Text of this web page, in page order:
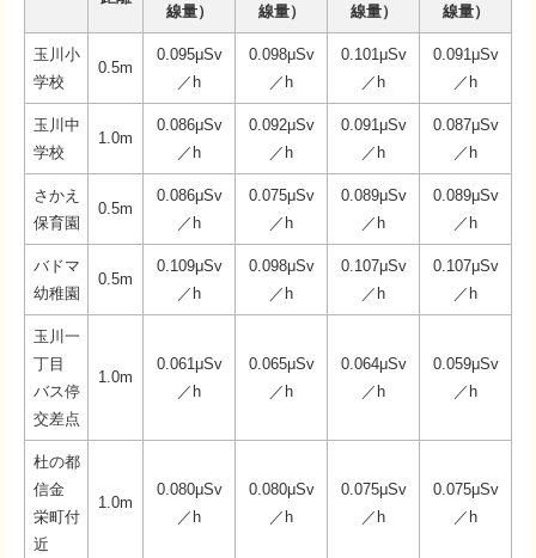
線量）
線量） 線量） 線量）
玉川小
学校
0.5m
0.095μSv
／h
0.098μSv
／h
0.101μSv
／h
0.091μSv
／h
玉川中
学校
1.0m
0.086μSv
／h
0.092μSv
／h
0.091μSv
／h
0.087μSv
／h
さかえ
保育園
0.5m
0.086μSv
／h
0.075μSv
／h
0.089μSv
／h
0.089μSv
／h
バドマ
幼稚園
0.5m
0.109μSv
／h
0.098μSv
／h
0.107μSv
／h
0.107μSv
／h
玉川一
丁目
バス停
交差点
1.0m
0.061μSv
／h
0.065μSv
／h
0.064μSv
／h
0.059μSv
／h
杜の都
信金
栄町付
近
1.0m
0.080μSv
／h
0.080μSv
／h
0.075μSv
／h
0.075μSv
／h